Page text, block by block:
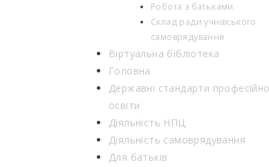
Робота з батьками
Склад ради учнівського
самоврядування
Віртуальна бібліотека
Головна
Державні стандарти
освіти
Діяльність НПЦ
Діяльність самоврядування
Для батьків